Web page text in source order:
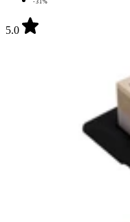
-31%
5.0